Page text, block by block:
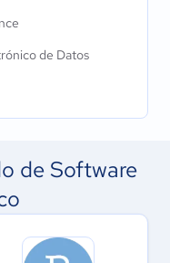
de Datos
de Software